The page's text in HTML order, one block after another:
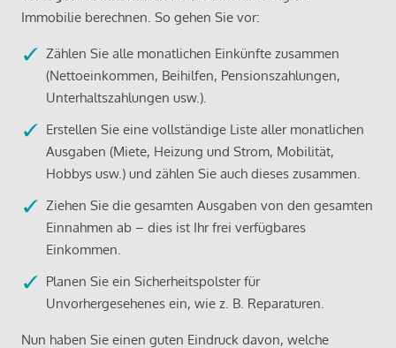
Immobilie berechnen. So gehen Sie vor:
Zählen Sie alle monatlichen Einkünfte zusammen
(Nettoeinkommen, Beihilfen, Pensionszahlungen,
Unterhaltszahlungen usw.).
Erstellen Sie eine vollständige Liste aller monatlichen
Ausgaben (Miete, Heizung und Strom, Mobilität,
Hobbys usw.) und zählen Sie auch dieses zusammen.
Ziehen Sie die gesamten Ausgaben von den gesamten
Einnahmen ab – dies ist Ihr frei verfügbares
Einkommen.
Planen Sie ein Sicherheitspolster für
Unvorhergesehenes ein, wie z. B. Reparaturen.
Nun haben Sie einen guten Eindruck davon, welche